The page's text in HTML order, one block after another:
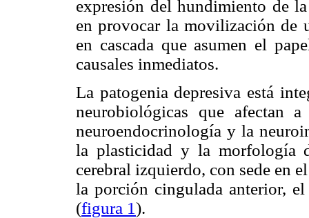
expresión del hundimiento de
en provocar la movilización de
en cascada que asumen el
causales inmediatos.
La patogenia depresiva está
neurobiológicas que afectan
neuroendocrinología y la
la plasticidad y la morfología
cerebral izquierdo, con sede en
la porción cingulada anterior,
(figura 1).